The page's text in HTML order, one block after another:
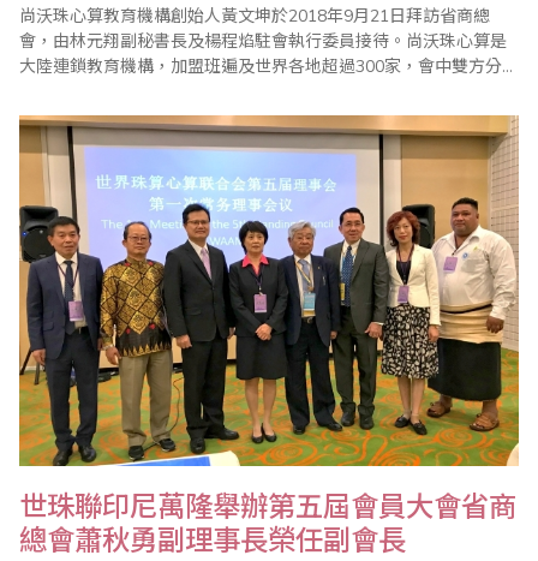
尚沃珠心算教育機構創始人黃文坤於2018年9月21日拜訪省商總
會，由林元翔副秘書長及楊程焰駐會執行委員接待。尚沃珠心算是
大陸連鎖教育機構，加盟班遍及世界各地超過300家，會中雙方分享
​世珠聯印尼萬隆舉辦第五屆會員大會省商
總會蕭秋勇副理事長榮任副會長